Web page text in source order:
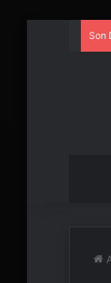
Son